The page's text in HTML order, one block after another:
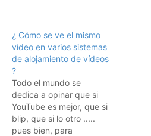
¿ Cómo se ve el mismo
vídeo en varios sistemas
de alojamiento de vídeos
?
Todo el mundo se
dedica a opinar que si
YouTube es mejor, que si
blip, que si lo otro .....
pues bien, para